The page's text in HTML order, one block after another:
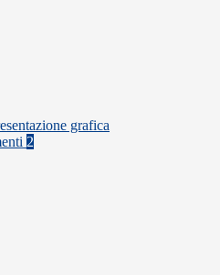
grafica
2